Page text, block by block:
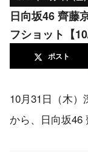
日向坂46 齊藤京子、MBSラジオ 「イマドキッ」オ
フショット【
ポスト
10月31日（木）
から、日向坂46